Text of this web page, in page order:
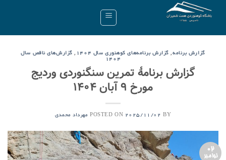
گزارش برنامه, گزارش برنامه‌های کوهنوری سال ۱۴۰۴ , گزارش‌های ناقص سال
۱۴۰۴
گزارش برنامۀ تمرین سنگنوردی وردیج
مورخ ۹ آبان ۱۴۰۴
POSTED ON 2025/11/02 BY مهرداد محمدی
02
نوامبر